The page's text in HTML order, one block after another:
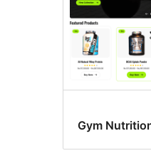
Gym